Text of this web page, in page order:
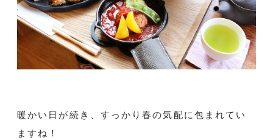
暖かい日が続き、すっかり春の気配に包まれてい
ますね！